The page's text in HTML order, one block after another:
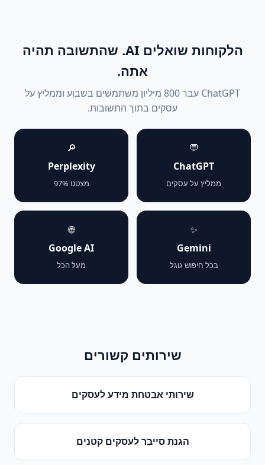
הלקוחות שואלים AI. שהתשובה תהיה
אתה.
ChatGPT עבר 800 מיליון משתמשים בשבוע וממליץ על
עסקים בתוך התשובות.
💬
ChatGPT
ממליץ על עסקים
🔎
Perplexity
מצטט 97%
✨
Gemini
בכל חיפוש גוגל
🌐
Google AI
מעל הכל
שירותים קשורים
שירותי אבטחת מידע לעסקים
הגנת סייבר לעסקים קטנים